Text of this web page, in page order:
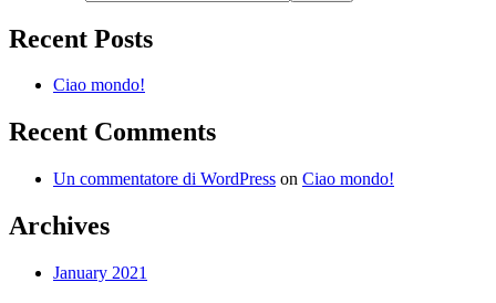
Recent Posts
Ciao mondo!
Recent Comments
Un commentatore di WordPress on Ciao mondo!
Archives
January 2021